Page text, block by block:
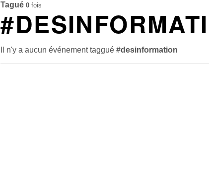
Tagué 0 fois
Il n'y a aucun événement taggué#desinformation